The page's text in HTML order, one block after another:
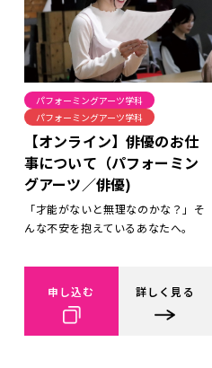
パフォーミングアーツ学科
パフォーミングアーツ学科
【オンライン】俳優のお仕
事について（パフォーミン
グアーツ／俳優)
「才能がないと無理なのかな？」そ
んな不安を抱えているあなたへ。
申し込む 詳しく見る